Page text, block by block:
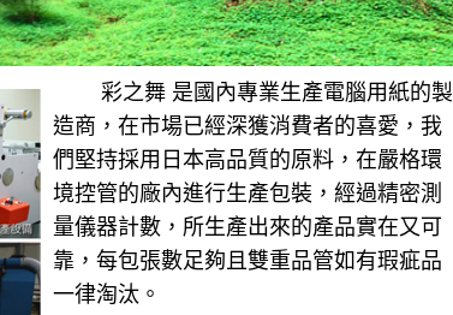
彩之舞 是國內專業生產電腦用紙的製
造商，在市場已經深獲消費者的喜愛，我
們堅持採用日本高品質的原料，在嚴格環
境控管的廠內進行生產包裝，經過精密測
量儀器計數，所生產出來的產品實在又可
靠，每包張數足夠且雙重品管如有瑕疵品
一律淘汰。